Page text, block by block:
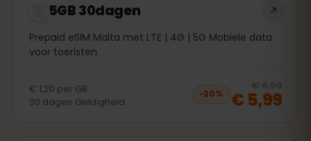
5GB 30dagen
Prepaid eSIM Malta met LTE | 4G | 5G Mobiele data
voor toeristen
€ 1,20 per GB
30 dagen Geldigheid
−20%
€ 6,99
€ 5,99